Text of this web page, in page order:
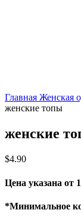
Главная Женская
женские топы
женские
$4.90
Цена указана от
*Минимальное